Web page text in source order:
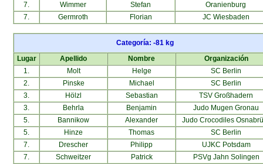
7.
Wimmer Stefan
Oranienburg
7.
Germroth Florian JC Wiesbaden
Categoría: -81 kg
Lugar
Apellido Nombre
Organización
1.
Molt Helge
SC Berlin
2.
Pinske Michael
SC Berlin
3.
Hölzl Sebastian
TSV Großhadern
3.
Behrla Benjamin
Judo Mugen Gronau
5.
Bannikow Alexander
Judo Crocodiles
5.
Hinze Thomas
SC Berlin
7.
Drescher Philipp
UJKC Potsdam
7.
Schweitzer Patrick PSVg Jahn Solingen